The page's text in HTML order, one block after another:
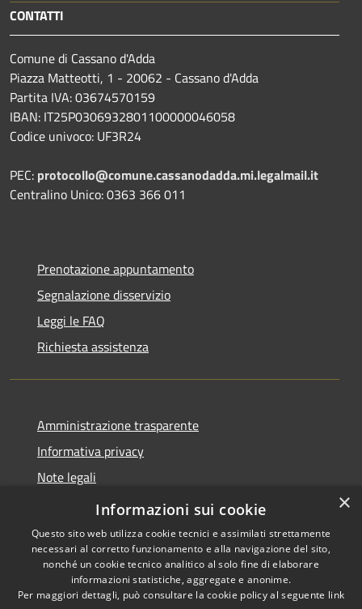
CONTATTI
Comune di Cassano d'Adda
Piazza Matteotti, 1 - 20062 - Cassano d'Adda
Partita IVA: 03674570159
IBAN: IT25P0306932801100000046058
Codice univoco: UF3R24
PEC: protocollo@comune.cassanodadda.mi.legalmail.it
Centralino Unico: 0363 366 011
Prenotazione appuntamento
Segnalazione disservizio
Leggi le FAQ
Richiesta assistenza
Amministrazione trasparente
Informativa privacy
Note legali
Dichiarazione di accessibilità
Accessibilità
Copyright © 2026 • Comune di
Cassano d'Adda • Powered by
×
Informazioni sui cookie
Questo sito web utilizza cookie tecnici e assimilati strettamente
necessari al corretto funzionamento e alla navigazione del sito,
nonché un cookie tecnico analitico al solo fine di elaborare
informazioni statistiche, aggregate e anonime.
Per maggiori dettagli, può consultare la cookie policy al seguente link